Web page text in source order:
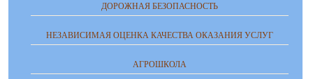
ДОРОЖНАЯ БЕЗОПАСНОСТЬ
НЕЗАВИСИМАЯ ОЦЕНКА КАЧЕСТВА ОКАЗАНИЯ УСЛУГ
АГРОШКОЛА